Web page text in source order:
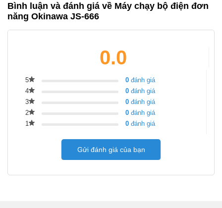
Bình luận và đánh giá về Máy chạy bộ điện đơn
năng Okinawa JS-666
0.0
5 0 đánh giá
4
0 đánh giá
3
0 đánh giá
2
0 đánh giá
1
0 đánh giá
Gửi đánh giá của bạn